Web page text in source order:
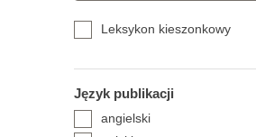
Leksykon kieszonkowy
Język publikacji
angielski